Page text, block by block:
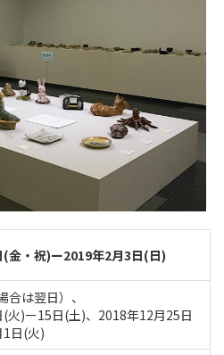
金・祝)ー2019年2月3日(日)
は翌日）、
火)ー15日(土)、2018年12月25日
日(火)